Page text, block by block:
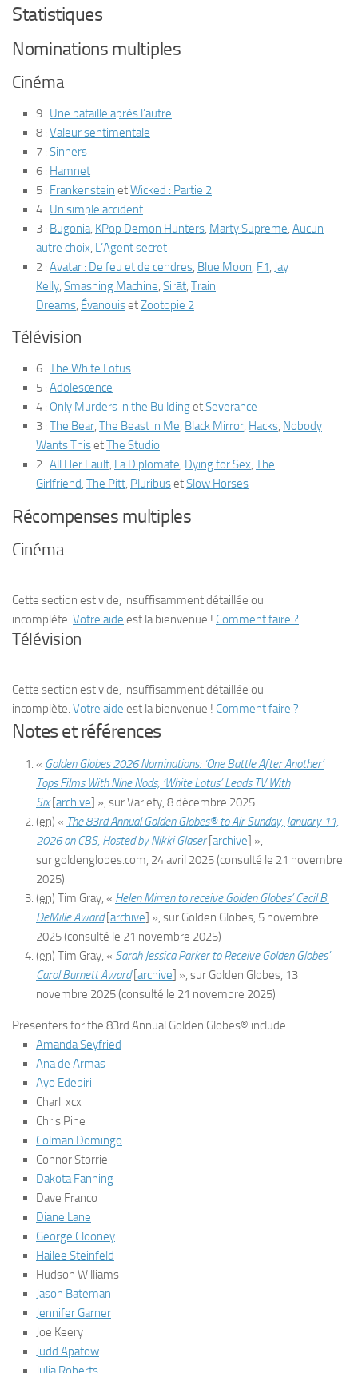
Statistiques
Nominations multiples
Cinéma
9 : Une bataille après l’autre
8 : Valeur sentimentale
7 : Sinners
6 : Hamnet
5 : Frankenstein etWicked : Partie 2
4 : Un simple accident
3 : Bugonia, KPop Demon Hunters, Marty Supreme, Aucun
autre choix, L’Agent secret
2 : Avatar : De feu et de cendres, Blue Moon, F1, Jay
Kelly, Smashing Machine, Sirāt, Train
Dreams, ÉvanouisetZootopie 2
Télévision
6 : The White Lotus
5 : Adolescence
4 : Only Murders in the BuildingetSeverance
3 : The Bear, The Beast in Me, Black Mirror, Hacks, Nobody
Wants ThisetThe Studio
2 : All Her Fault, La Diplomate, Dying for Sex, The
Girlfriend, The Pitt, PluribusetSlow Horses
Récompenses multiples
Cinéma
Cette section est vide, insuffisamment détaillée ou
incomplète. Votre aide est la bienvenue ! Comment faire ?
Télévision
Cette section est vide, insuffisamment détaillée ou
incomplète. Votre aide est la bienvenue ! Comment faire ?
Notes et références
« Golden Globes 2026 Nominations: ‘One Battle After Another’
Tops Films With Nine Nods, ‘White Lotus’ Leads TV With
Six[archive] », surVariety, 8 décembre 2025
(en) « The 83rd Annual Golden Globes® to Air Sunday, January 11,
2026 on CBS, Hosted by Nikki Glaser[archive] »,
sur goldenglobes.com, 24 avril 2025(consulté le 21 novembre
2025)
(en) Tim Gray, « Helen Mirren to receive Golden Globes’ Cecil B.
DeMille Award[archive] », sur Golden Globes, 5 novembre
2025(consulté le 21 novembre 2025)
(en) Tim Gray, « Sarah Jessica Parker to Receive Golden Globes’
Carol Burnett Award[archive] », sur Golden Globes, 13
novembre 2025(consulté le 21 novembre 2025)
Presenters for the 83rd Annual Golden Globes® include:
Amanda Seyfried
Ana de Armas
Ayo Edebiri
Charli xcx
Chris Pine
Colman Domingo
Connor Storrie
Dakota Fanning
Dave Franco
Diane Lane
George Clooney
Hailee Steinfeld
Hudson Williams
Jason Bateman
Jennifer Garner
Joe Keery
Judd Apatow